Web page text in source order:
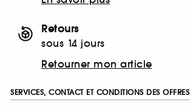
Retours
sous 14 jours
Retourner mon article
SERVICES, CONTACT ET CONDITIONS DES OFFRES